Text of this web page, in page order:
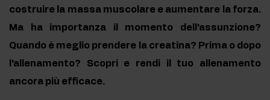
costruire la massa muscolare e aumentare la forza.
Ma ha importanza il momento dell'assunzione?
Quando è meglio prendere la creatina? Prima o dopo
l'allenamento? Scopri e rendi il tuo allenamento
ancora più efficace.